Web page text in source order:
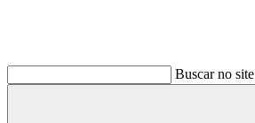
Buscar no site